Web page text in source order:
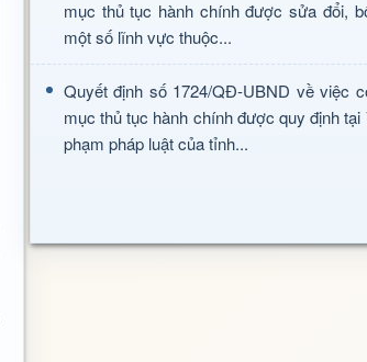
mục thủ tục hành chính được sửa đổi,
một số lĩnh vực thuộc...
Quyết định số 1724/QĐ-UBND về việc
mục thủ tục hành chính được quy định tại
phạm pháp luật của tỉnh...